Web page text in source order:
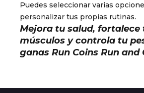
Puedes seleccionar varias
personalizar tus propias rutinas.
Mejora tu salud, fortalece
músculos y controla tu
ganas Run Coins Run and